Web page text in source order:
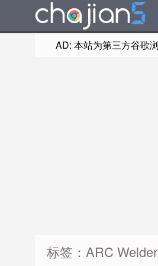
AD: 本站为第三方谷歌
标签：ARC Welder